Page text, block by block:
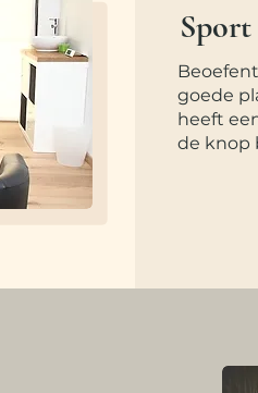
Sport
goede
heeft
de knop